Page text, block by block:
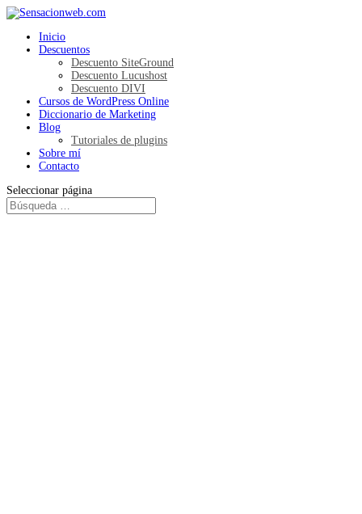
Inicio
Descuentos
Descuento SiteGround
Descuento Lucushost
Descuento DIVI
Cursos de WordPress Online
Diccionario de Marketing
Blog
Tutoriales de plugins
Sobre mí
Contacto
Seleccionar página